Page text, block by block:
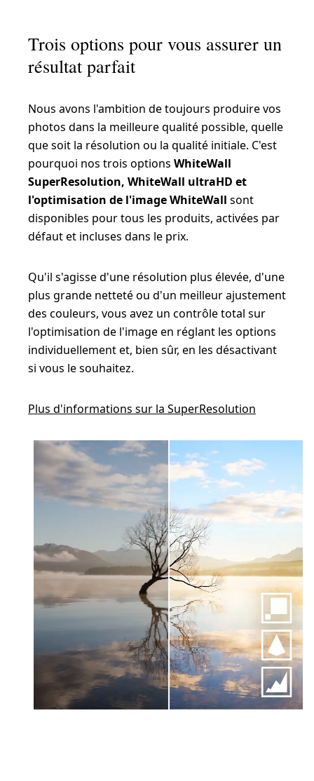
Trois options pour vous assurer un
résultat parfait
Nous avons l'ambition de toujours produire vos
photos dans la meilleure qualité possible, quelle
que soit la résolution ou la qualité initiale. C'est
pourquoi nos trois options WhiteWall
SuperResolution, WhiteWall ultraHD et
l'optimisation de l'image WhiteWall sont
disponibles pour tous les produits, activées par
défaut et incluses dans le prix.
Qu'il s'agisse d'une résolution plus élevée, d'une
plus grande netteté ou d'un meilleur ajustement
des couleurs, vous avez un contrôle total sur
l'optimisation de l'image en réglant les options
individuellement et, bien sûr, en les désactivant
si vous le souhaitez.
Plus d'informations sur la SuperResolution